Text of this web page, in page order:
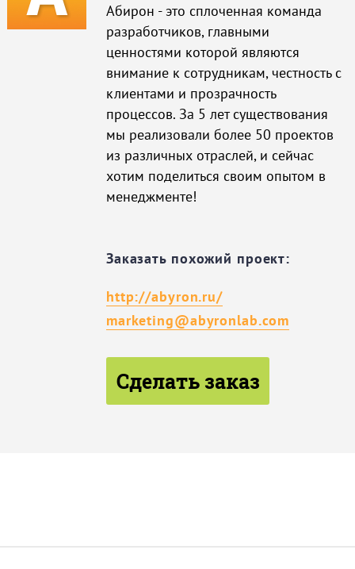
Абирон - это сплоченная команда
разработчиков, главными
ценностями которой являются
внимание к сотрудникам, честность с
клиентами и прозрачность
процессов. За 5 лет существования
мы реализовали более 50 проектов
из различных отраслей, и сейчас
хотим поделиться своим опытом в
менеджменте!
Заказать похожий проект:
http://abyron.ru/
marketing@abyronlab.com
Сделать заказ